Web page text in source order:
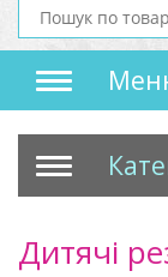
Дитячі